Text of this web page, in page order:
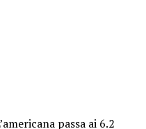
passa ai 6.2